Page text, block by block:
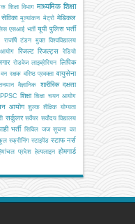
शिक्षा विभाग माध्यमिक शिक्षा
मूल्यांकन मेट्रो मेडिकल
एसआई भर्ती यूपी पुलिस भर्ती
राजर्षि टंडन मुक्त विश्वविद्यालय
रिजल्ट रिजल्ट्स
रेडियो
रोडवेज लाइब्रेरियन लिपिक
वन रक्षक वरिष्ठ प्रवक्ता वायुसेना
वैज्ञानिक
शारीरिक दक्षता
शिक्षा शिक्षा चयन आयोग
आयोग शुल्क शैक्षिक योग्यता
सर्कुलर सर्वेयर सर्वोदय विद्यालय
भर्ती सिविल जज सूचना का
स्क्रीनिंग स्टाइपेंड स्टाफ नर्स
प्रदेश हेल्पलाइन होमगार्ड